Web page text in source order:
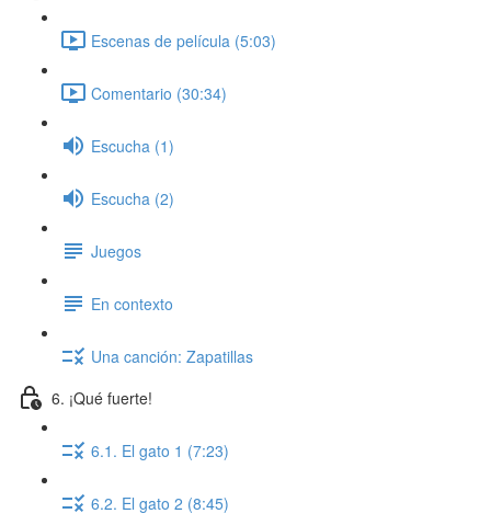
Escenas de película (5:03)
Comentario (30:34)
Escucha (1)
Escucha (2)
Juegos
En contexto
Una canción: Zapatillas
6. ¡Qué fuerte!
6.1. El gato 1 (7:23)
6.2. El gato 2 (8:45)